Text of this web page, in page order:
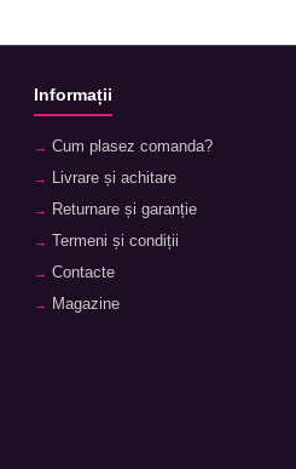
Informații
Cum plasez comanda?
Livrare și achitare
Returnare și garanție
Termeni și condiții
Contacte
Magazine